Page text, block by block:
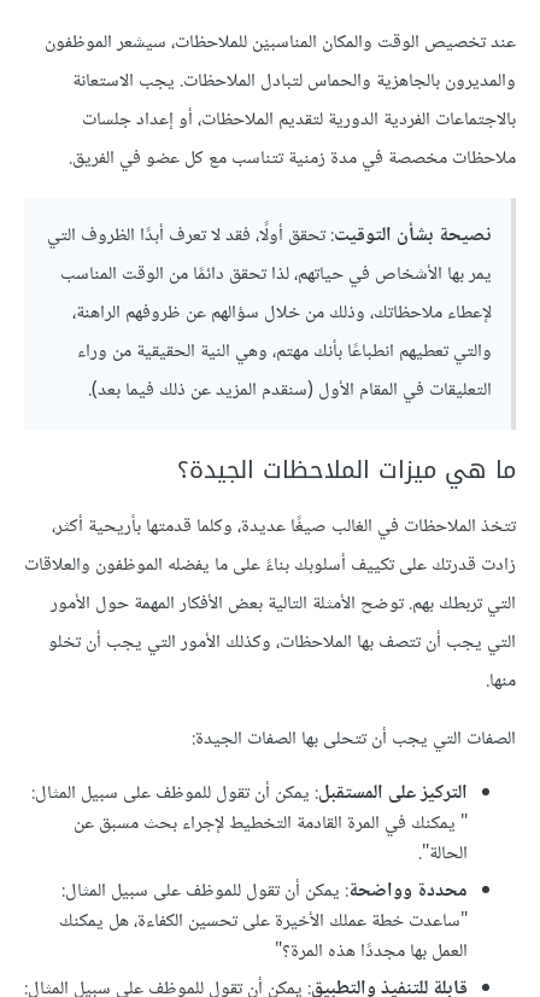
عند تخصيص الوقت والمكان المناسبيْن للملاحظات، سيشعر الموظفون
والمديرون بالجاهزية والحماس لتبادل الملاحظات. يجب الاستعانة
بالاجتماعات الفردية الدورية لتقديم الملاحظات، أو إعداد جلسات
ملاحظات مخصصة في مدة زمنية تتناسب مع كل عضو في الفريق.
نصيحة بشأن التوقيت: تحقق أولًا، فقد لا تعرف أبدًا الظروف التي
يمر بها الأشخاص في حياتهم، لذا تحقق دائمًا من الوقت المناسب
لإعطاء ملاحظاتك، وذلك من خلال سؤالهم عن ظروفهم الراهنة،
والتي تعطيهم انطباعًا بأنك مهتم، وهي النية الحقيقية من وراء
التعليقات في المقام الأول (سنقدم المزيد عن ذلك فيما بعد).
ما هي ميزات الملاحظات الجيدة؟
تتخذ الملاحظات في الغالب صيغًا عديدة، وكلما قدمتها بأريحية أكثر،
زادت قدرتك على تكييف أسلوبك بناءً على ما يفضله الموظفون والعلاقات
التي تربطك بهم. توضح الأمثلة التالية بعض الأفكار المهمة حول الأمور
التي يجب أن تتصف بها الملاحظات، وكذلك الأمور التي يجب أن تخلو
منها.
الصفات التي يجب أن تتحلى بها الصفات الجيدة:
التركيز على المستقبل: يمكن أن تقول للموظف على سبيل المثال:
" يمكنك في المرة القادمة التخطيط لإجراء بحث مسبق عن
الحالة".
محددة وواضحة: يمكن أن تقول للموظف على سبيل المثال:
"ساعدت خطة عملك الأخيرة على تحسين الكفاءة، هل يمكنك
العمل بها مجددًا هذه المرة؟"
قابلة للتنفيذ والتطبيق: يمكن أن تقول للموظف على سبيل المثال: